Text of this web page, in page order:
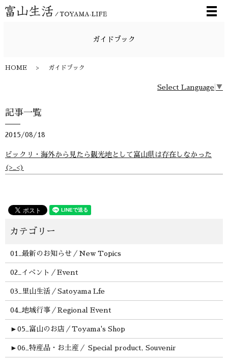
メ
ガイドブック
HOME ガイドブック
Select Language ▼
記事一覧
2015/08/18
ビックリ・海外から見たら観光地として富山県は存在しなかった
(>_<)
01_最新のお知らせ／New Topics
02_イベント／Event
03_里山生活／Satoyama Lfe
04_地域行事／Regional Event
► 05_富山のお店／Toyama's Shop
► 06_特産品・お土産／ Special product, Souvenir